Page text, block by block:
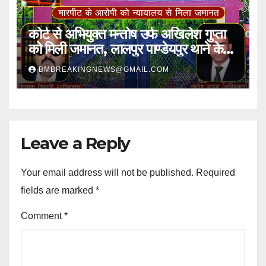
कोर्ट से अभियुक्त मन्तोष उर्फ अखिलेश गुप्ता
को मिली जमानत, लालपुर पाण्डेयपुर थाने के
मामले में मिली राहत
BMBREAKINGNEWS@GMAIL.COM
Leave a Reply
Your email address will not be published. Required
fields are marked *
Comment*